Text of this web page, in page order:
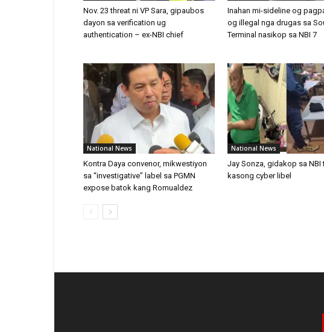
Nov. 23 threat ni VP Sara, gipaubos
dayon sa verification ug
authentication – ex-NBI chief
Inahan mi-sideline og
og illegal nga drugas sa
Terminal nasikop sa NBI 7
National News
Kontra Daya convenor, mikwestiyon
sa “investigative” label sa PGMN
expose batok kang Romualdez
National News
Jay Sonza, gidakop sa NBI
kasong cyber libel